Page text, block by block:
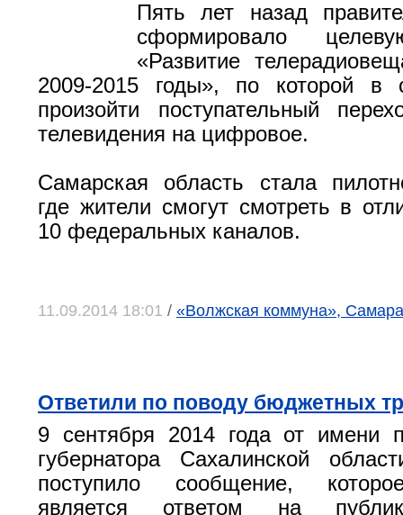
Пять лет назад
сформировало
«Развитие
2009-2015 годы», по которой в
произойти поступательный
телевидения на цифровое.
Самарская область стала
где жители смогут смотреть в
10 федеральных каналов.
11.09.2014 18:01 / «Волжская коммуна», Самара
Ответили по поводу бюджетных
9 сентября 2014 года от имени
губернатора Сахалинской
поступило сообщение,
является ответом на